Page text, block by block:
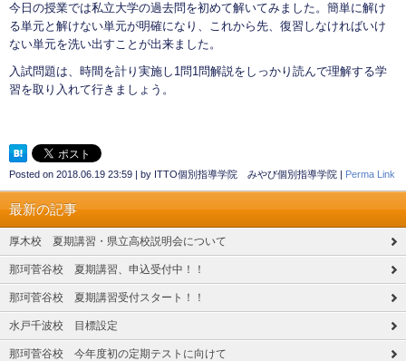
今日の授業では私立大学の過去問を初めて解いてみました。簡単に解け
る単元と解けない単元が明確になり、これから先、復習しなければいけ
ない単元を洗い出すことが出来ました。
入試問題は、時間を計り実施し1問1問解説をしっかり読んで理解する学
習を取り入れて行きましょう。
Posted on 2018.06.19 23:59 | by ITTO個別指導学院 みやび個別指導学院 | Perma Link
最新の記事
厚木校 夏期講習・県立高校説明会について
那珂菅谷校 夏期講習、申込受付中！！
那珂菅谷校 夏期講習受付スタート！！
水戸千波校 目標設定
那珂菅谷校 今年度初の定期テストに向けて